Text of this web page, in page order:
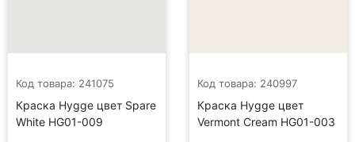
Код товара: 241075
Краска Hygge цвет Spare
White HG01-009
Код товара: 240997
Краска Hygge цвет
Vermont Cream HG01-003